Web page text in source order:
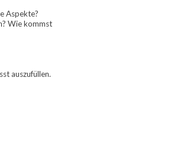
Aspekte?
Wie kommst
auszufüllen.